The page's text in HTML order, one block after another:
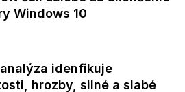
Windows 10
analýza idenfikuje
hrozby, silné a slabé